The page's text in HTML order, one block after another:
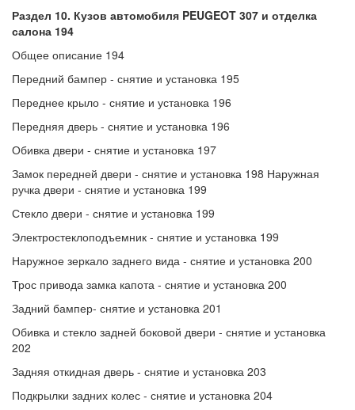
Раздел 10. Кузов автомобиля PEUGEOT 307 и отделка
салона 194
Общее описание 194
Передний бампер - снятие и установка 195
Переднее крыло - снятие и установка 196
Передняя дверь - снятие и установка 196
Обивка двери - снятие и установка 197
Замок передней двери - снятие и установка 198 Наружная
ручка двери - снятие и установка 199
Стекло двери - снятие и установка 199
Электростеклоподъемник - снятие и установка 199
Наружное зеркало заднего вида - снятие и установка 200
Трос привода замка капота - снятие и установка 200
Задний бампер- снятие и установка 201
Обивка и стекло задней боковой двери - снятие и установка
202
Задняя откидная дверь - снятие и установка 203
Подкрылки задних колес - снятие и установка 204